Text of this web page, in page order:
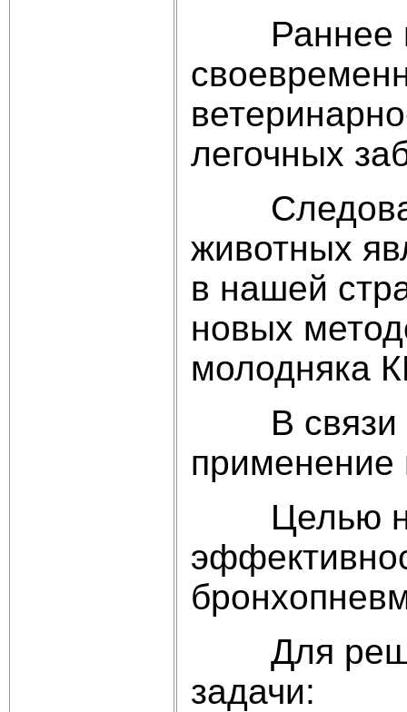
Раннее
легочных
животных
в нашей
новых
молодняка
В связи с
применение
Целью
Для
задачи: